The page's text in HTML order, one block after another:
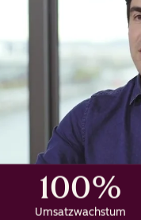
100%
Umsatzwachstum